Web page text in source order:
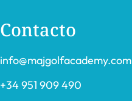
Contacto
info@majgolfacademy.com
+34 951 909 490